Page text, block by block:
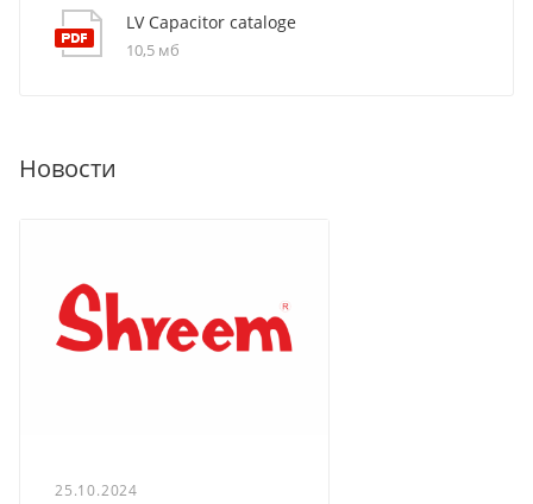
LV Capacitor cataloge
10,5 мб
Новости
25.10.2024